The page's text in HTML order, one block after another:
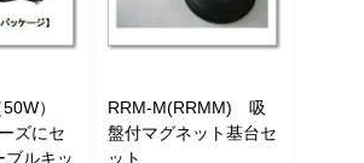
）
ズにセ
ブルキッ
RRM-M(RRMM) 吸
盤付マグネット基台セ
ット